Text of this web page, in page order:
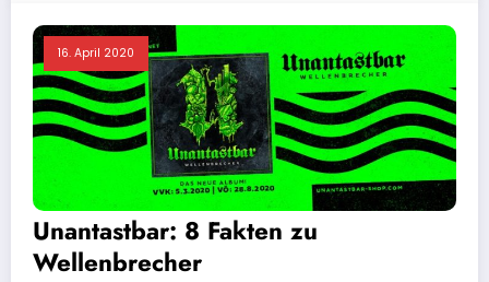
16. April 2020
Unantastbar: 8 Fakten zu
Wellenbrecher